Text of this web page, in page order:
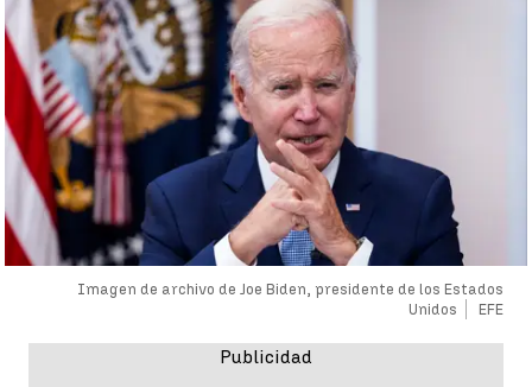
Imagen de archivo de Joe Biden, presidente de los Estados
Unidos
EFE